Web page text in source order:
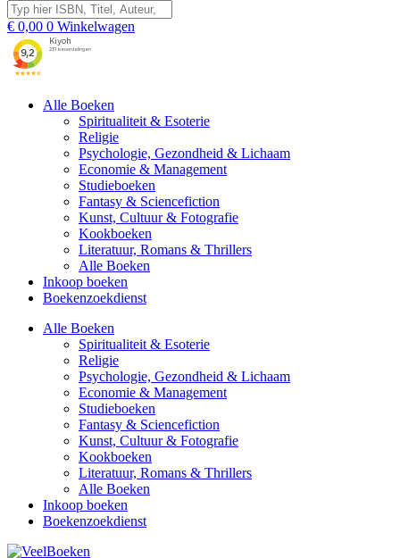
€ 0,00 0 Winkelwagen
Alle Boeken
Spiritualiteit & Esoterie
Religie
Psychologie, Gezondheid & Lichaam
Economie & Management
Studieboeken
Fantasy & Sciencefiction
Kunst, Cultuur & Fotografie
Kookboeken
Literatuur, Romans & Thrillers
Alle Boeken
Inkoop boeken
Boekenzoekdienst
Alle Boeken
Spiritualiteit & Esoterie
Religie
Psychologie, Gezondheid & Lichaam
Economie & Management
Studieboeken
Fantasy & Sciencefiction
Kunst, Cultuur & Fotografie
Kookboeken
Literatuur, Romans & Thrillers
Alle Boeken
Inkoop boeken
Boekenzoekdienst